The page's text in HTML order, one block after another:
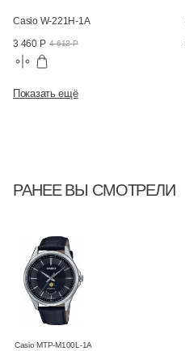
Casio W-221H-1A
3 460 Р 4 612 Р
Показать ещё
РАНЕЕ ВЫ СМОТРЕЛИ
Casio MTP-M100L-1A